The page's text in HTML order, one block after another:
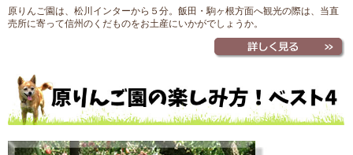
原りんご園は、松川インターから５分。飯田・駒ヶ根方面へ観光の際は、当直
売所に寄って信州のくだものをお土産にいかがでしょうか。